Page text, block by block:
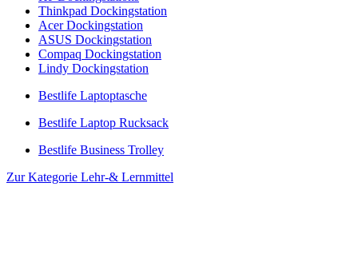
Thinkpad Dockingstation
Acer Dockingstation
ASUS Dockingstation
Compaq Dockingstation
Lindy Dockingstation
Bestlife Laptoptasche
Bestlife Laptop Rucksack
Bestlife Business Trolley
Zur Kategorie Lehr-& Lernmittel